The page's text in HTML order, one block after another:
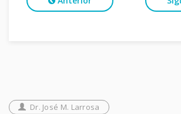
Dr. José M. Larrosa